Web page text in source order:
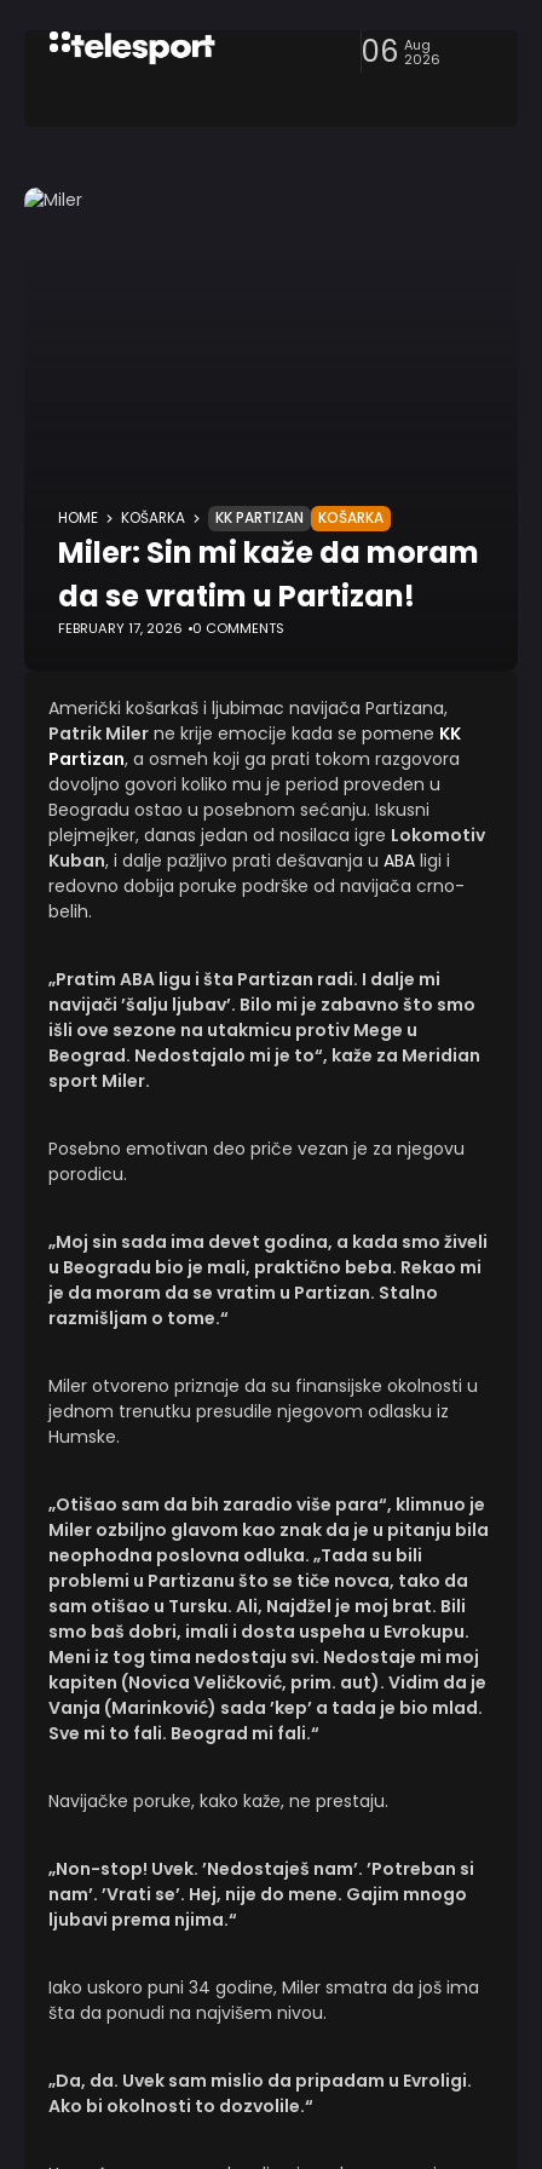
06 Aug
2026
HOME KOŠARKA KK PARTIZAN KOŠARKA
Miler: Sin mi kaže da moram
da se vratim u Partizan!
FEBRUARY 17, 2026 0 COMMENTS
Američki košarkaš i ljubimac navijača Partizana,
Patrik Miler ne krije emocije kada se pomene KK
Partizan, a osmeh koji ga prati tokom razgovora
dovoljno govori koliko mu je period proveden u
Beogradu ostao u posebnom sećanju. Iskusni
plejmejker, danas jedan od nosilaca igre Lokomotiv
Kuban, i dalje pažljivo prati dešavanja u ABA ligi i
redovno dobija poruke podrške od navijača crno-
belih.
„Pratim ABA ligu i šta Partizan radi. I dalje mi
navijači ’šalju ljubav’. Bilo mi je zabavno što smo
išli ove sezone na utakmicu protiv Mege u
Beograd. Nedostajalo mi je to“, kaže za Meridian
sport Miler.
Posebno emotivan deo priče vezan je za njegovu
porodicu.
„Moj sin sada ima devet godina, a kada smo živeli
u Beogradu bio je mali, praktično beba. Rekao mi
je da moram da se vratim u Partizan. Stalno
razmišljam o tome.“
Miler otvoreno priznaje da su finansijske okolnosti u
jednom trenutku presudile njegovom odlasku iz
Humske.
„Otišao sam da bih zaradio više para“, klimnuo je
Miler ozbiljno glavom kao znak da je u pitanju bila
neophodna poslovna odluka. „Tada su bili
problemi u Partizanu što se tiče novca, tako da
sam otišao u Tursku. Ali, Najdžel je moj brat. Bili
smo baš dobri, imali i dosta uspeha u Evrokupu.
Meni iz tog tima nedostaju svi. Nedostaje mi moj
kapiten (Novica Veličković, prim. aut). Vidim da je
Vanja (Marinković) sada ’kep’ a tada je bio mlad.
Sve mi to fali. Beograd mi fali.“
Navijačke poruke, kako kaže, ne prestaju.
„Non-stop! Uvek. ’Nedostaješ nam’. ’Potreban si
nam’. ’Vrati se’. Hej, nije do mene. Gajim mnogo
ljubavi prema njima.“
Iako uskoro puni 34 godine, Miler smatra da još ima
šta da ponudi na najvišem nivou.
„Da, da. Uvek sam mislio da pripadam u Evroligi.
Ako bi okolnosti to dozvolile.“